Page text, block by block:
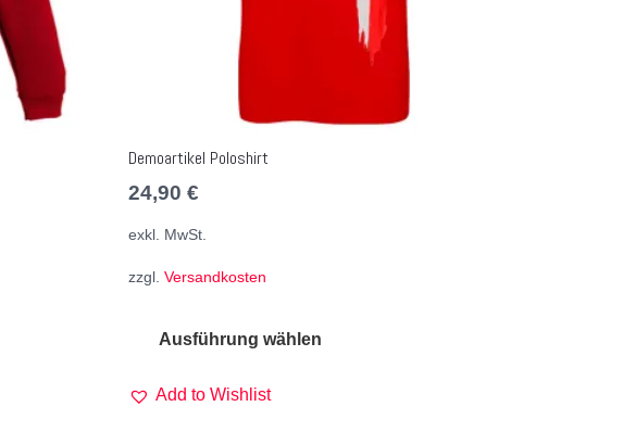
Demoartikel Poloshirt
24,90 €
exkl. MwSt.
zzgl. Versandkosten
Ausführung wählen
Add to Wishlist